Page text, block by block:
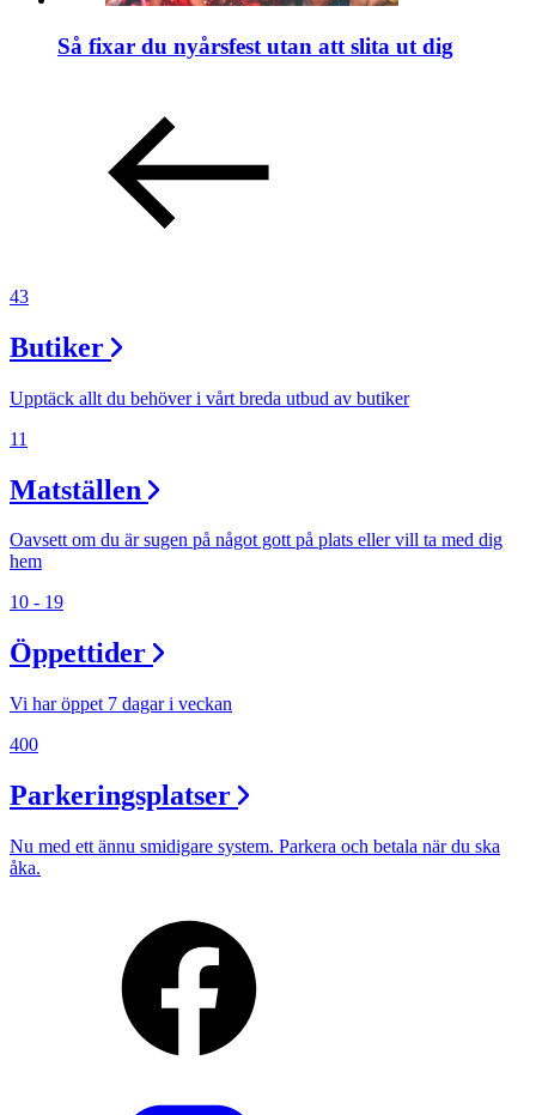
Så fixar du nyårsfest utan att slita ut dig
43
Butiker
Upptäck allt du behöver i vårt breda utbud av butiker
11
Matställen
Oavsett om du är sugen på något gott på plats eller vill ta med dig
hem
10 - 19
Öppettider
Vi har öppet 7 dagar i veckan
400
Parkeringsplatser
Nu med ett ännu smidigare system. Parkera och betala när du ska
åka.